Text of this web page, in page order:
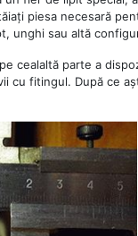
piesa necesară
unghi sau altă
cealaltă parte a
cu fitingul. După ce